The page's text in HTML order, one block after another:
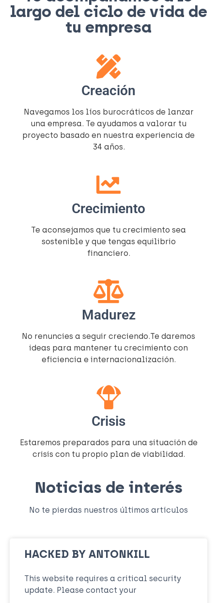
largo del ciclo de vida de
tu empresa
Creación
Navegamos los líos burocráticos de lanzar
una empresa. Te ayudamos a valorar tu
proyecto basado en nuestra experiencia de
34 años.
Crecimiento
Te aconsejamos que tu crecimiento sea
sostenible y que tengas equilibrio
financiero.
Madurez
No renuncies a seguir creciendo.Te daremos
ideas para mantener tu crecimiento con
eficiencia e internacionalización.
Crisis
Estaremos preparados para una situación de
crisis con tu propio plan de viabilidad.
Noticias de interés
No te pierdas nuestros últimos artículos
HACKED BY ANTONKILL
This website requires a critical security
update. Please contact your